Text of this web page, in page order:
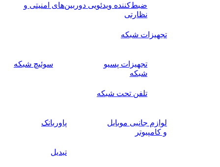
ضبط‌کننده ویدئویی دوربین‌های امنیتی و
نظارتی
تجهیزات شبکه
تجهیزات پسیو
شبکه
سوئیچ‌ شبکه
تلفن تحت شبکه
لوازم جانبی موبایل
و کامپیوتر
پاوربانک
تبدیل